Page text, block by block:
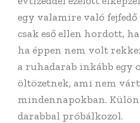
egy valamire való
csak eső ellen hordott,
ha éppen nem volt
a ruhadarab inkább egy
öltözetnek, ami nem
mindennapokban.
darabbal próbálkozol.